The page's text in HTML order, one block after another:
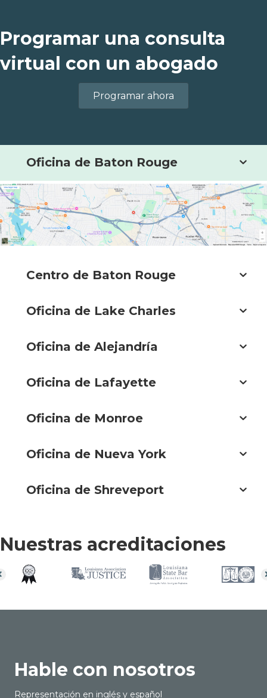
Programar una consulta
virtual con un abogado
Programar ahora
Oficina de Baton Rouge
Centro de Baton Rouge
Oficina de Lake Charles
Oficina de Alejandría
Oficina de Lafayette
Oficina de Monroe
Oficina de Nueva York
Oficina de Shreveport
Nuestras acreditaciones
Hable con nosotros
Representación en inglés y español